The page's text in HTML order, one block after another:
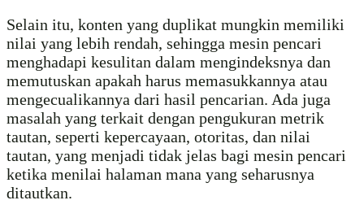
Selain itu, konten yang duplikat mungkin memiliki
nilai yang lebih rendah, sehingga mesin pencari
menghadapi kesulitan dalam mengindeksnya dan
memutuskan apakah harus memasukkannya atau
mengecualikannya dari hasil pencarian. Ada juga
masalah yang terkait dengan pengukuran metrik
tautan, seperti kepercayaan, otoritas, dan nilai
tautan, yang menjadi tidak jelas bagi mesin pencari
ketika menilai halaman mana yang seharusnya
ditautkan.